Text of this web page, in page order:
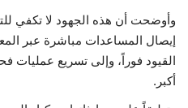
وأوضحت أن هذه الجهود لا تكفي
إيصال المساعدات مباشرة عبر
القيود فوراً، وإلى تسريع
أكبر.‏